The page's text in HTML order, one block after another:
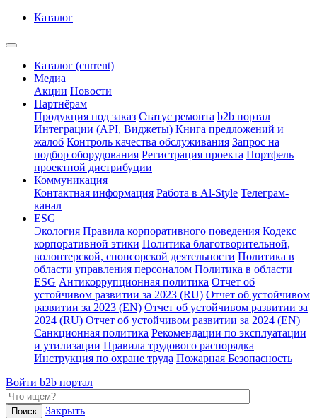
Каталог
Каталог (current)
Медиа
Акции Новости
Партнёрам
Продукция под заказ Статус ремонта b2b портал
Интеграции (API, Виджеты) Книга предложений и
жалоб Контроль качества обслуживания Запрос на
подбор оборудования Регистрация проекта Портфель
проектной дистрибуции
Коммуникация
Контактная информация Работа в Al-Style Телеграм-
канал
ESG
Экология Правила корпоративного поведения Кодекс
корпоративной этики Политика благотворительной,
волонтерской, спонсорской деятельности Политика в
области управления персоналом Политика в области
ESG Антикоррупционная политика Отчет об
устойчивом развитии за 2023 (RU) Отчет об устойчивом
развитии за 2023 (EN) Отчет об устойчивом развитии за
2024 (RU) Отчет об устойчивом развитии за 2024 (EN)
Санкционная политика Рекомендации по эксплуатации
и утилизации Правила трудового распорядка
Инструкция по охране труда Пожарная Безопасность
Войти b2b портал
Закрыть